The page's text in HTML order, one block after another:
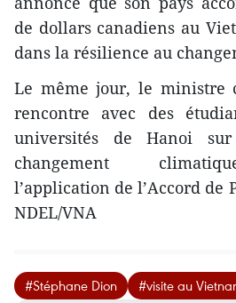
de dollars canadiens au
dans la résilience au
Le même jour, le ministre
rencontre avec des
universités de Hanoi
changement
l’application de l’Accord de
NDEL/VNA
#Stéphane Dion #visite au